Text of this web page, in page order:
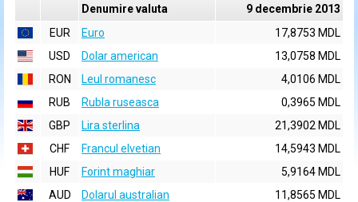
Denumire valuta
9 decembrie 2013
EUR
Euro
17,8753 MDL
USD
Dolar american
13,0758 MDL
RON
Leul romanesc
4,0106 MDL
RUB
Rubla ruseasca
0,3965 MDL
GBP
Lira sterlina
21,3902 MDL
CHF
Francul elvetian
14,5943 MDL
HUF
Forint maghiar
5,9164 MDL
AUD
Dolarul australian
11,8565 MDL